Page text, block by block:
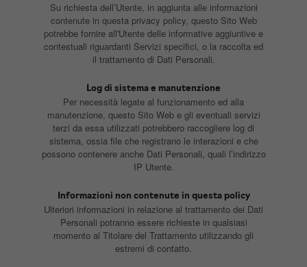
Su richiesta dell’Utente, in aggiunta alle informazioni
contenute in questa privacy policy, questo Sito Web
potrebbe fornire all'Utente delle informative aggiuntive e
contestuali riguardanti Servizi specifici, o la raccolta ed
il trattamento di Dati Personali.
Log di sistema e manutenzione
Per necessità legate al funzionamento ed alla
manutenzione, questo Sito Web e gli eventuali servizi
terzi da essa utilizzati potrebbero raccogliere log di
sistema, ossia file che registrano le interazioni e che
possono contenere anche Dati Personali, quali l’indirizzo
IP Utente.
Informazioni non contenute in questa policy
Ulteriori informazioni in relazione al trattamento dei Dati
Personali potranno essere richieste in qualsiasi
momento al Titolare del Trattamento utilizzando gli
estremi di contatto.